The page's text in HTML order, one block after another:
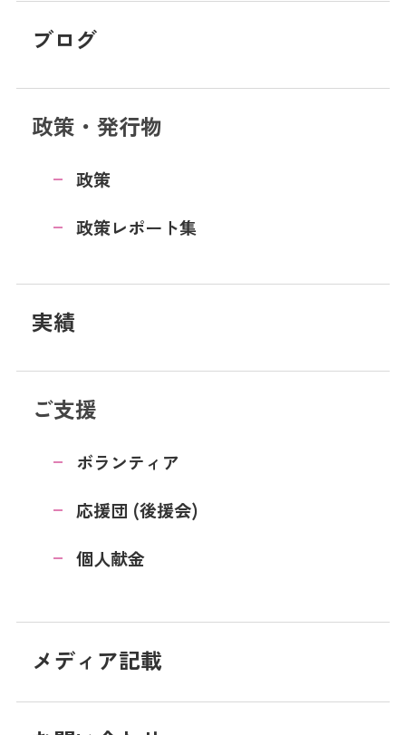
ブログ
政策・発行物
政策
政策レポート集
実績
ご支援
ボランティア
応援団 (後援会)
個人献金
メディア記載